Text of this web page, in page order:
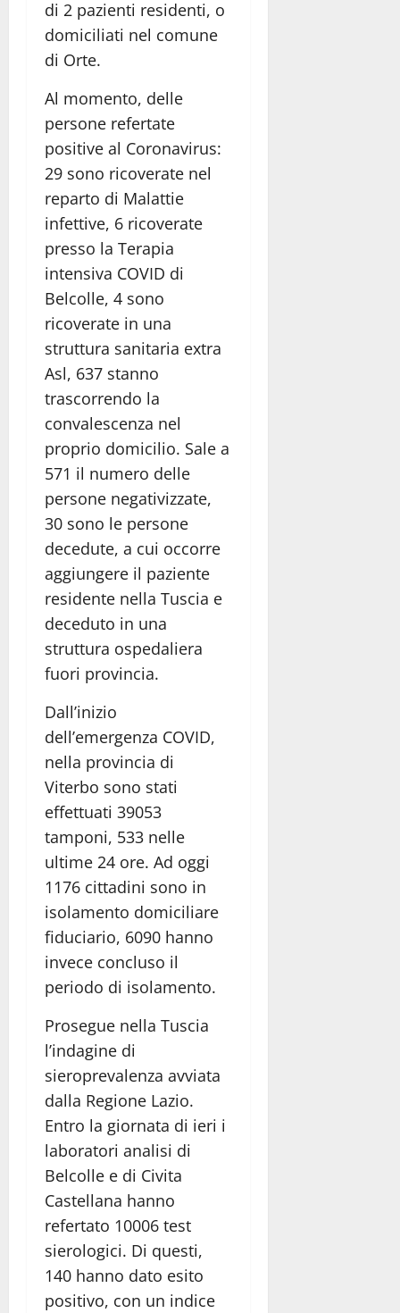
di 2 pazienti residenti, o
domiciliati nel comune
di Orte.
Al momento, delle
persone refertate
positive al Coronavirus:
29 sono ricoverate nel
reparto di Malattie
infettive, 6 ricoverate
presso la Terapia
intensiva COVID di
Belcolle, 4 sono
ricoverate in una
struttura sanitaria extra
Asl, 637 stanno
trascorrendo la
convalescenza nel
proprio domicilio. Sale a
571 il numero delle
persone negativizzate,
30 sono le persone
decedute, a cui occorre
aggiungere il paziente
residente nella Tuscia e
deceduto in una
struttura ospedaliera
fuori provincia.
Dall’inizio
dell’emergenza COVID,
nella provincia di
Viterbo sono stati
effettuati 39053
tamponi, 533 nelle
ultime 24 ore. Ad oggi
1176 cittadini sono in
isolamento domiciliare
fiduciario, 6090 hanno
invece concluso il
periodo di isolamento.
Prosegue nella Tuscia
l’indagine di
sieroprevalenza avviata
dalla Regione Lazio.
Entro la giornata di ieri i
laboratori analisi di
Belcolle e di Civita
Castellana hanno
refertato 10006 test
sierologici. Di questi,
140 hanno dato esito
positivo, con un indice